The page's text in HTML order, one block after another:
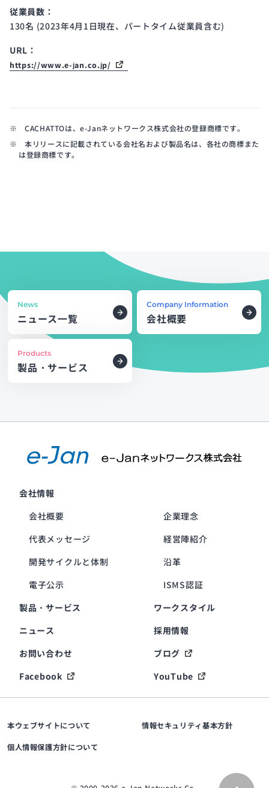
従業員数：
130名 (2023年4月1日現在、パートタイム従業員含む)
URL：
https://www.e-jan.co.jp/
※ CACHATTOは、e-Janネットワークス株式会社の登録商標です。
※ 本リリースに記載されている会社名および製品名は、各社の商標また
は登録商標です。
News
ニュース一覧
Company Information
会社概要
Products
製品・サービス
会社情報
会社概要
企業理念
代表メッセージ
経営陣紹介
開発サイクルと体制
沿革
電子公示
ISMS認証
製品・サービス
ワークスタイル
ニュース
採用情報
お問い合わせ
ブログ
Facebook
YouTube
本ウェブサイトについて
情報セキュリティ基本方針
個人情報保護方針について